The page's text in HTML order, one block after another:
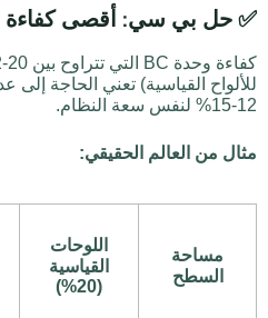
✅ حل بي سي: أقصى كفاءة
للألواح القياسية) تعني الحاجة إلى
12-15% لنفس سعة النظام.
مثال من العالم الحقيقي:
مساحة
السطح
اللوحات
القياسية
(20%)